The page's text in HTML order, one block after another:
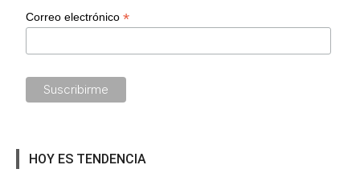
Correo electrónico*
HOY ES TENDENCIA